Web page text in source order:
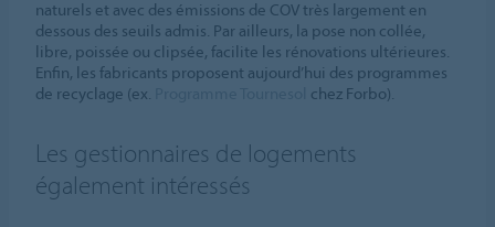
naturels et avec des émissions de COV très largement en
dessous des seuils admis. Par ailleurs, la pose non collée,
libre, poissée ou clipsée, facilite les rénovations ultérieures.
Enfin, les fabricants proposent aujourd’hui des programmes
de recyclage (ex.
chez Forbo).
Les gestionnaires de logements
également intéressés